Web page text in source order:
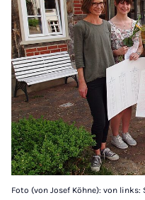
Foto (von Josef Köhne): von